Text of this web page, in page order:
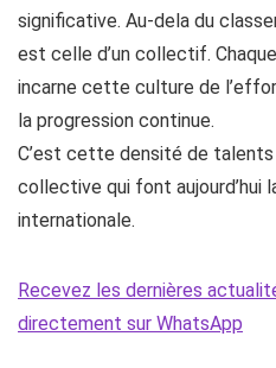
significative. Au-dela du
est celle d’un collectif.
incarne cette culture de
la progression continue.
C’est cette densité de
collective qui font aujourd’hui
internationale.
Recevez les dernières
directement sur WhatsApp